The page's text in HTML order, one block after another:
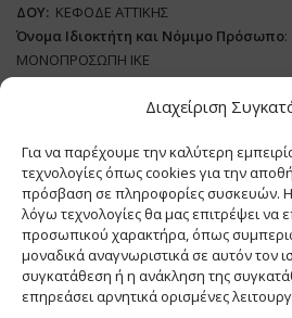
Διαχείριση
Για να παρέχουμε την καλύτερη
τεχνολογίες όπως cookies για την
πρόσβαση σε πληροφορίες συσκευών. Η
λόγω τεχνολογίες θα μας επιτρέψει να
προσωπικού χαρακτήρα, όπως
μοναδικά αναγνωριστικά σε αυτόν τον
συγκατάθεση ή η ανάκληση της
επηρεάσει αρνητικά ορισμένες
ΔΟΥ: ΚΕΦΟΔΕ ΑΤΤΙΚΗΣ
Όνομα Ιδιοκτήτη και Νόμιμο Πρόσωπο
ΜΟΝΟΠΡΟΣΩΠΗ ΙΚΕ
Διευθυντής Σύνταξης:ΑΘΑΝΑΣΙΟΣ
ΔικαιούχοςDomain:ΔΗΜΗΤΡΙΑΔΗΣ Θ
Διευθυντής: ΕΥΘΥΜΙΑΤΟΥ ΜΑΡΙΑ
Διαχειριστής:
ΕΥΘΥΜΙΑΤΟΥ ΜΑΡΙΑ
Δήλωση Συμμόρφωσης